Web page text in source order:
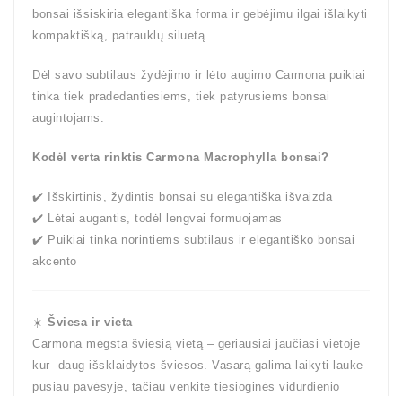
bonsai išsiskiria elegantiška forma ir gebėjimu ilgai išlaikyti
kompaktišką, patrauklų siluetą.
Dėl savo subtilaus žydėjimo ir lėto augimo Carmona puikiai
tinka tiek pradedantiesiems, tiek patyrusiems bonsai
augintojams.
Kodėl verta rinktis Carmona Macrophylla bonsai?
✔️ Išskirtinis, žydintis bonsai su elegantiška išvaizda
✔️ Lėtai augantis, todėl lengvai formuojamas
✔️ Puikiai tinka norintiems subtilaus ir elegantiško bonsai
akcento
☀️ Šviesa ir vieta
Carmona mėgsta šviesią vietą – geriausiai jaučiasi vietoje
kur daug išsklaidytos šviesos. Vasarą galima laikyti lauke
pusiau pavėsyje, tačiau venkite tiesioginės vidurdienio